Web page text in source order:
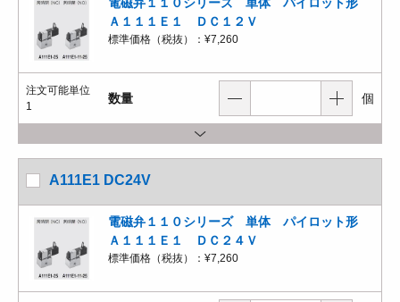
Ａ１１１Ｅ１ ＤＣ１２Ｖ
標準価格（税抜）： ¥7,260
注文可能単位
1
数量 個
A111E1 DC24V
電磁弁１１０シリーズ 単体 パイロット形
Ａ１１１Ｅ１ ＤＣ２４Ｖ
標準価格（税抜）： ¥7,260